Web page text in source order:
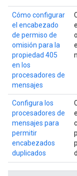
Cómo configurar
el encabezado
de permiso de
omisión para la
propiedad 405
en los
procesadores de
mensajes
Configura los
procesadores de
mensajes para
permitir
encabezados
duplicados